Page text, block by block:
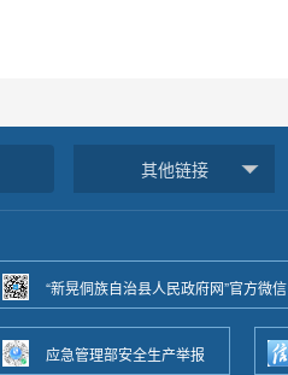
其他链接
“新晃侗族自治县人民政府网”官方微信
应急管理部安全生产举报